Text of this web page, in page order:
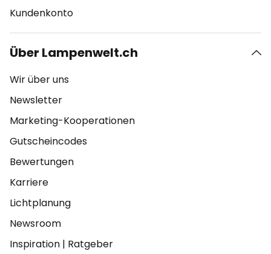
Kundenkonto
Über Lampenwelt.ch
Wir über uns
Newsletter
Marketing-Kooperationen
Gutscheincodes
Bewertungen
Karriere
Lichtplanung
Newsroom
Inspiration | Ratgeber